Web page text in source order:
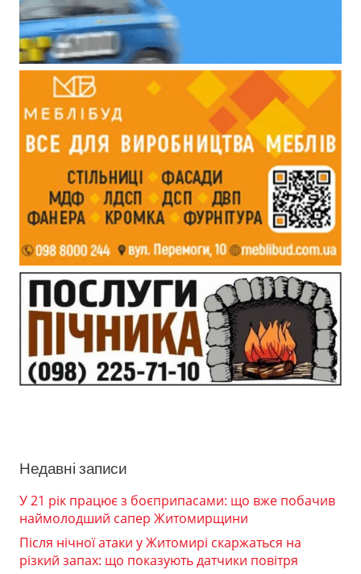
Недавні записи
У 21 рік працює з боєприпасами: що вже побачив
наймолодший сапер Житомирщини
Після нічної атаки у Житомирі скаржаться на
різкий запах: що показують датчики повітря